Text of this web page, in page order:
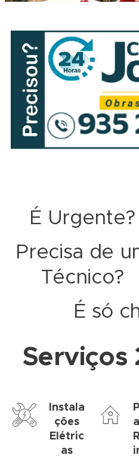
É Urgente?
Precisa de
Técnico?
É só
Serviços
Instala
ções
Elétric
as